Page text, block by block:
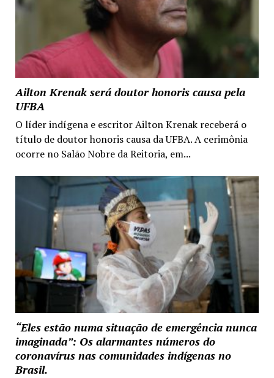
Ailton Krenak será doutor honoris causa pela
UFBA
O líder indígena e escritor Ailton Krenak receberá o
título de doutor honoris causa da UFBA. A cerimônia
ocorre no Salão Nobre da Reitoria, em...
“Eles estão numa situação de emergência nunca
imaginada”: Os alarmantes números do
coronavírus nas comunidades indígenas no
Brasil.